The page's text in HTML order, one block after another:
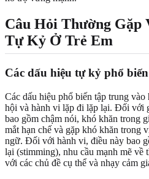
Câu Hỏi Thường Gặp
Tự Kỷ Ở Trẻ Em
Các dấu hiệu tự kỷ phổ
Các dấu hiệu phổ biến tập trung
hội và hành vi lặp đi lặp lại. Đối với
bao gồm chậm nói, khó khăn trong
mắt hạn chế và gặp khó khăn trong
ngữ. Đối với hành vi, điều này bao
lại (stimming), nhu cầu mạnh mẽ về
với các chủ đề cụ thể và nhạy cảm